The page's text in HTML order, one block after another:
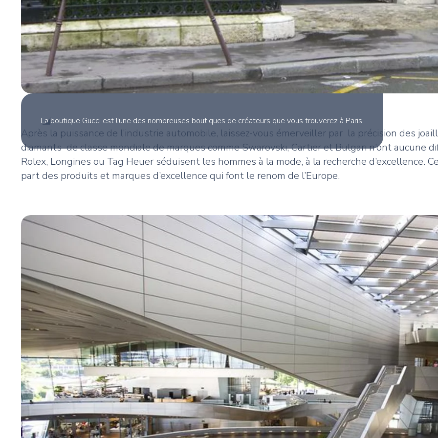
La boutique Gucci est l'une des nombreuses boutiques de créateurs que vous trouverez à Paris.
Après la puissance de l’industrie automobile, laissez-vous émerveiller par la précision des
diamants de classe mondiale de marques comme Swarovski, Cartier et Bulgari n’ont aucune
Rolex, Longines ou Tag Heuer séduisent les hommes à la mode, à la recherche d’excellence.
part des produits et marques d’excellence qui font le renom de l’Europe.